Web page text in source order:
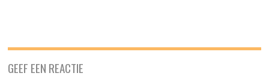
GEEF EEN REACTIE